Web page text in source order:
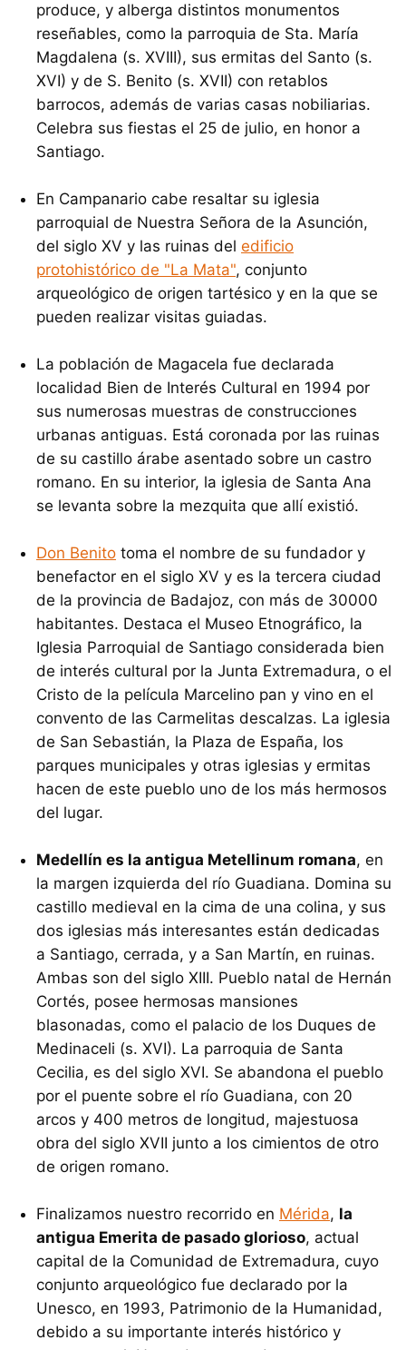
produce, y alberga distintos monumentos
reseñables, como la parroquia de Sta. María
Magdalena (s. XVIII), sus ermitas del Santo (s.
XVI) y de S. Benito (s. XVII) con retablos
barrocos, además de varias casas nobiliarias.
Celebra sus fiestas el 25 de julio, en honor a
Santiago.
En Campanario cabe resaltar su iglesia
parroquial de Nuestra Señora de la Asunción,
del siglo XV y las ruinas del edificio
protohistórico de "La Mata", conjunto
arqueológico de origen tartésico y en la que se
pueden realizar visitas guiadas.
La población de Magacela fue declarada
localidad Bien de Interés Cultural en 1994 por
sus numerosas muestras de construcciones
urbanas antiguas. Está coronada por las ruinas
de su castillo árabe asentado sobre un castro
romano. En su interior, la iglesia de Santa Ana
se levanta sobre la mezquita que allí existió.
Don Benito toma el nombre de su fundador y
benefactor en el siglo XV y es la tercera ciudad
de la provincia de Badajoz, con más de 30000
habitantes. Destaca el Museo Etnográfico, la
Iglesia Parroquial de Santiago considerada bien
de interés cultural por la Junta Extremadura, o el
Cristo de la película Marcelino pan y vino en el
convento de las Carmelitas descalzas. La iglesia
de San Sebastián, la Plaza de España, los
parques municipales y otras iglesias y ermitas
hacen de este pueblo uno de los más hermosos
del lugar.
Medellín es la antigua Metellinum romana, en
la margen izquierda del río Guadiana. Domina su
castillo medieval en la cima de una colina, y sus
dos iglesias más interesantes están dedicadas
a Santiago, cerrada, y a San Martín, en ruinas.
Ambas son del siglo XIII. Pueblo natal de Hernán
Cortés, posee hermosas mansiones
blasonadas, como el palacio de los Duques de
Medinaceli (s. XVI). La parroquia de Santa
Cecilia, es del siglo XVI. Se abandona el pueblo
por el puente sobre el río Guadiana, con 20
arcos y 400 metros de longitud, majestuosa
obra del siglo XVII junto a los cimientos de otro
de origen romano.
Finalizamos nuestro recorrido en Mérida, la
antigua Emerita de pasado glorioso, actual
capital de la Comunidad de Extremadura, cuyo
conjunto arqueológico fue declarado por la
Unesco, en 1993, Patrimonio de la Humanidad,
debido a su importante interés histórico y